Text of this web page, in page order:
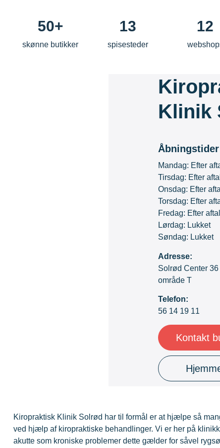
50+
skønne butikker
13
spisesteder
12
Klinik
Åbningstider
Mandag: Efter
Tirsdag: Efter
Onsdag: Efter
Torsdag: Efter
Fredag: Efter
Lørdag: Lukket
Søndag: Lukket
Adresse:
Solrød Center
område T
Telefon:
56 14 19 11
Kontakt
Kiropraktisk Klinik Solrød har til formål er at hjælpe så
ved hjælp af kiropraktiske behandlinger. Vi er her på
akutte som kroniske problemer dette gælder for såvel